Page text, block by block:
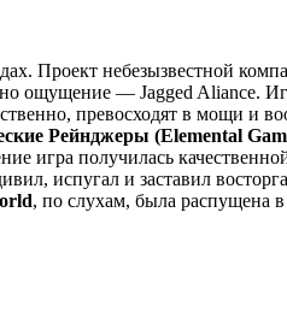
Проект небезызвестной
ощущение — Jagged Aliance.
превосходят в мощи и
Рейнджеры (Elemental
игра получилась
испугал и заставил
, по слухам, была распущена в